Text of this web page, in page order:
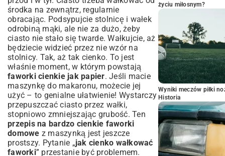
środka na zewnątrz, regularnie
obracając. Podsypujcie stolnicę i wałek
odrobiną mąki, ale nie za dużo, żeby
ciasto nie stało się twarde. Wałkujcie, aż
będziecie widzieć przez nie wzór na
stolnicy. Tak, aż tak cienko. To jest
właśnie moment, w którym powstają
faworki cienkie jak papier. Jeśli macie
maszynkę do makaronu, możecie jej
użyć – to genialne ułatwienie! Wystarczy
przepuszczać ciasto przez wałki,
stopniowo zmniejszając grubość. Ten
przepis na bardzo cienkie faworki
domowe z maszynką jest jeszcze
prostszy. Pytanie „jak cienko wałkować
faworki” przestanie być problemem.
życiu miłosnym?
Wyniki meczów piłki
Historia